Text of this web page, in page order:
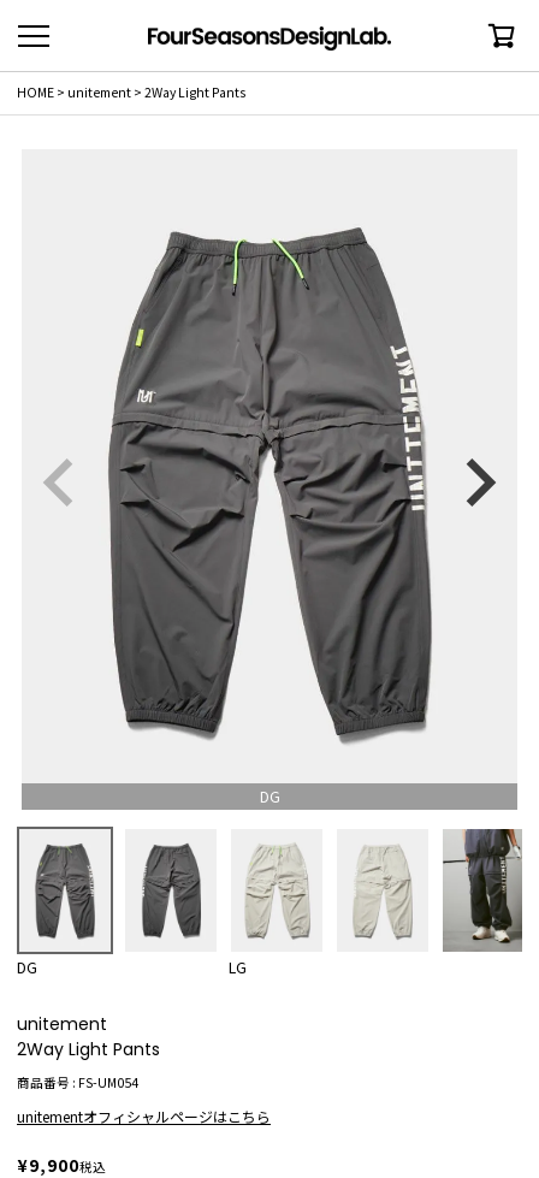
HOME unitement 2Way Light Pants
DG
DG LG
unitement
2Way Light Pants
商品番号 FS-UM054
unitementオフィシャルページはこちら
¥9,900税込